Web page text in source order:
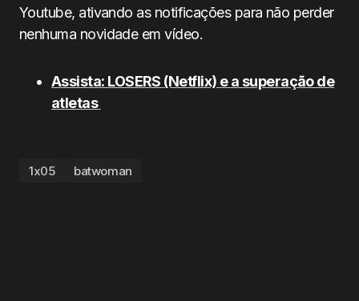
Youtube, ativando as notificações para não perder
nenhuma novidade em vídeo.
Assista: LOSERS (Netflix) e a superação de
atletas
1x05 batwoman